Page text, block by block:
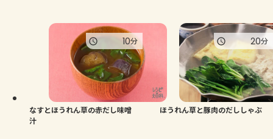
なすとほうれん草の赤だし味噌
汁
10分
ほうれん草と豚肉のだししゃぶ
20分